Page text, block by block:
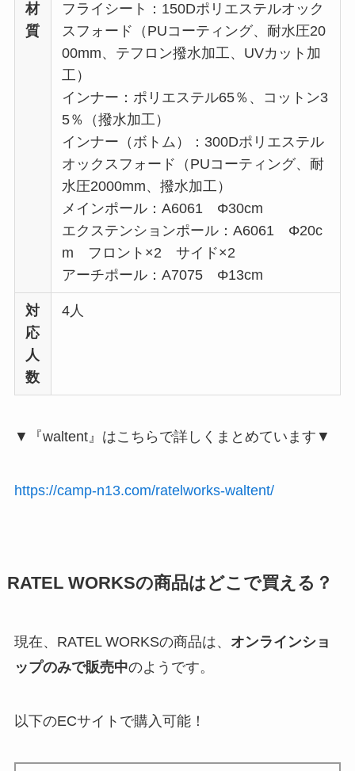
材
質
フライシート：150Dポリエステルオック
スフォード（PUコーティング、耐水圧20
00mm、テフロン撥水加工、UVカット加
工）
インナー：ポリエステル65％、コットン3
5％（撥水加工）
インナー（ボトム）：300Dポリエステル
オックスフォード（PUコーティング、耐
水圧2000mm、撥水加工）
メインポール：A6061 Φ30cm
エクステンションポール：A6061 Φ20c
m フロント×2 サイド×2
アーチポール：A7075 Φ13cm
対
応
人
数
4人
▼『waltent』はこちらで詳しくまとめています▼
https://camp-n13.com/ratelworks-waltent/
RATEL WORKSの商品はどこで買える？
現在、RATEL WORKSの商品は、 オンラインショ
ップのみで販売中のようです。
以下のECサイトで購入可能！